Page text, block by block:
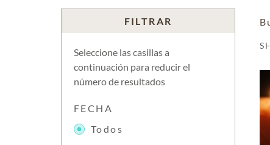
FILTRAR
Seleccione las casillas a
continuación para reducir el
número de resultados
FECHA
Todos